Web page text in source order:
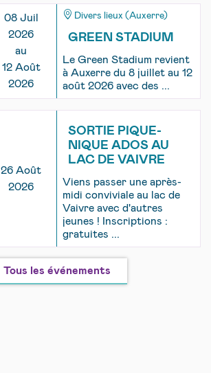
08 Juil
2026
au
12 Août
2026
Divers lieux (Auxerre)
GREEN STADIUM
Le Green Stadium revient
à Auxerre du 8 juillet au 12
août 2026 avec des ...
26 Août
2026
SORTIE PIQUE-
NIQUE ADOS AU
LAC DE VAIVRE
Viens passer une après-
midi conviviale au lac de
Vaivre avec d'autres
jeunes ! Inscriptions :
gratuites ...
Tous les événements